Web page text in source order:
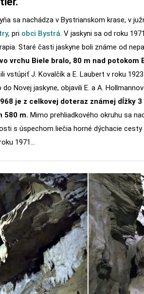
sa nachádza v Bystrianskom krase, v
pri obci Bystrá . V jaskyni sa od roku
Staré časti jaskyne boli známe od
vrchu Biele bralo, 80 m nad potokom
vstúpiť J. Kovalčík a E. Laubert v roku
Novej jaskyne, objavili E. a A.
je z celkovej doteraz známej dĺžky
580 m. Mimo prehliadkového okruhu sa
s úspechom liečia horné dýchacie
1971…